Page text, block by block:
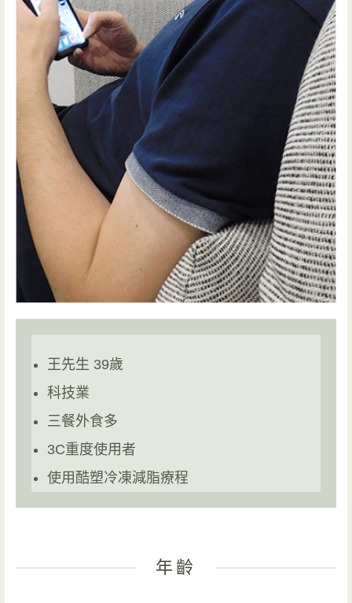
王先生 39歲
科技業
三餐外食多
3C重度使用者
使用酷塑冷凍減脂療程
年齡